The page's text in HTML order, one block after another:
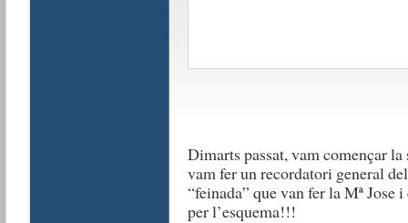
Dimarts passat, vam començar
vam fer un recordatori general
“feinada” que van fer la Mª
per l’esquema!!!